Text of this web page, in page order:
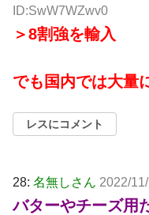
ID:SwW7WZwv0
＞8割強を輸入
でも国内では大量
レスにコメント
28: 名無しさん 2022/
バターやチーズ用